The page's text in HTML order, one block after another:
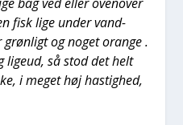
fisk lige under van­d­
og noget oran­ge .
så stod det helt
i meget høj hastig­hed,